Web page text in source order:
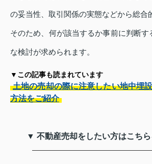
の妥当性、取引関係の実態などから総合
そのため、何が該当するか事前に判断
な検討が求められます。
▼この記事も読まれています
土地の売却の際に注意したい地中埋
方法をご紹介
▼ 不動産売却をしたい方はこち